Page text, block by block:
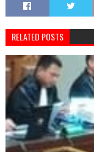
RELATED POSTS